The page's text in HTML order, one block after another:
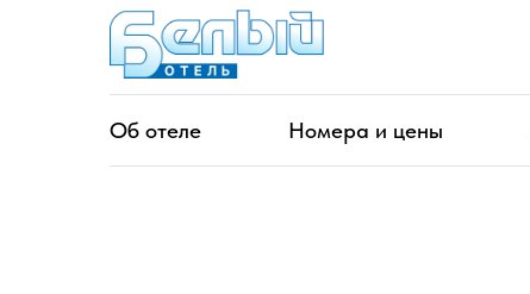
Об отеле Номера и цены